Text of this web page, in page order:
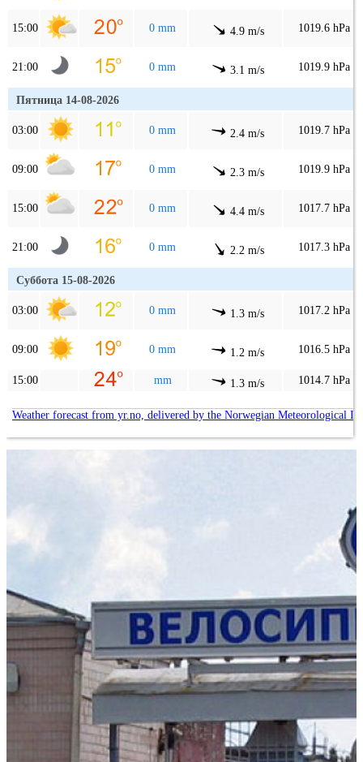
15:00 0 mm 4.9 m/s 1019.6 hPa
21:00 0 mm 3.1 m/s 1019.9 hPa
Пятница 14-08-2026
03:00 0 mm 2.4 m/s 1019.7 hPa
09:00 0 mm 2.3 m/s 1019.9 hPa
15:00 0 mm 4.4 m/s 1017.7 hPa
21:00 0 mm 2.2 m/s 1017.3 hPa
Суббота 15-08-2026
03:00 0 mm 1.3 m/s 1017.2 hPa
09:00 0 mm 1.2 m/s 1016.5 hPa
15:00 mm 1.3 m/s 1014.7 hPa
Weather forecast from yr.no, delivered by the Norwegian Meteorological